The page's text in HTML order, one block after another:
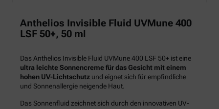
Anthelios Invisible Fluid UVMune 400
LSF 50+, 50 ml
Das Anthelios Invisible Fluid UVMune 400 LSF 50+ ist eine
ultra leichte Sonnencreme für das Gesicht mit einem
hohen UV-Lichtschutz und eignet sich für empfindliche
und Sonnenallergie neigende Haut.
Das Sonnenfluid zeichnet sich durch den innovativen UV-